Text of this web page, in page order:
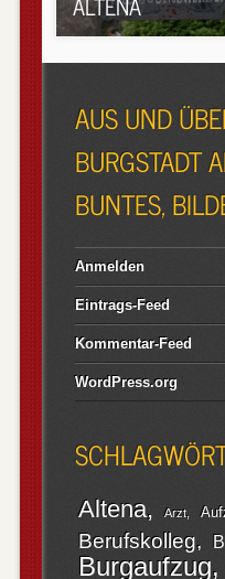
AUS UND
BURGSTADT
BUNTES,
Anmelden
Eintrags-Feed
Kommentar-Feed
WordPress.org
Altena Arzt
Berufskolleg
Burgaufzug